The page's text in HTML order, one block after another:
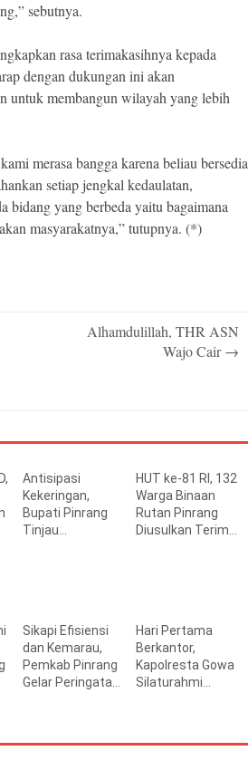
sebutnya.
rasa terimakasihnya kepada
dengan dukungan ini akan
untuk membangun wilayah yang lebih
merasa bangga karena beliau bersedia
setiap jengkal kedaulatan,
bidang yang berbeda yaitu bagaimana
masyarakatnya,” tutupnya. (*)
Alhamdulillah, THR ASN
Wajo Cair→
Antisipasi
Kekeringan,
Bupati Pinrang
Tinjau
HUT ke-81 RI, 132
Warga Binaan
Rutan Pinrang
Diusulkan Terima
Sikapi Efisiensi
dan Kemarau,
Pemkab Pinrang
Gelar Peringatan
Hari Pertama
Berkantor,
Kapolresta Gowa
Silaturahmi